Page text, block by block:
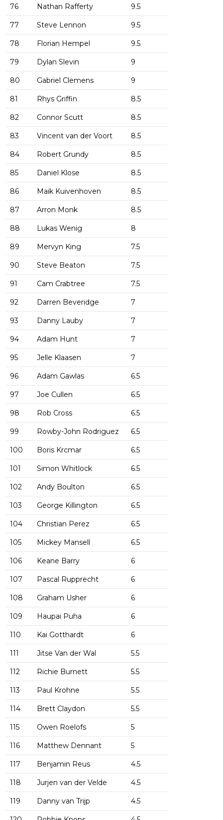
76 Nathan Rafferty 9.5
77 Steve Lennon 9.5
78 Florian Hempel 9.5
79 Dylan Slevin 9
80 Gabriel Clemens 9
81 Rhys Griffin 8.5
82 Connor Scutt 8.5
83 Vincent van der Voort 8.5
84 Robert Grundy 8.5
85 Daniel Klose 8.5
86 Maik Kuivenhoven 8.5
87 Arron Monk 8.5
88 Lukas Wenig 8
89 Mervyn King 7.5
90 Steve Beaton 7.5
91 Cam Crabtree 7.5
92 Darren Beveridge 7
93 Danny Lauby 7
94 Adam Hunt 7
95 Jelle Klaasen 7
96 Adam Gawlas 6.5
97 Joe Cullen 6.5
98 Rob Cross 6.5
99 Rowby-John Rodriguez 6.5
100 Boris Krcmar 6.5
101 Simon Whitlock 6.5
102 Andy Boulton 6.5
103 George Killington 6.5
104 Christian Perez 6.5
105 Mickey Mansell 6.5
106 Keane Barry 6
107 Pascal Rupprecht 6
108 Graham Usher 6
109 Haupai Puha 6
110 Kai Gotthardt 6
111 Jitse Van der Wal 5.5
112 Richie Burnett 5.5
113 Paul Krohne 5.5
114 Brett Claydon 5.5
115 Owen Roelofs 5
116 Matthew Dennant 5
117 Benjamin Reus 4.5
118 Jurjen van der Velde 4.5
119 Danny van Trijp 4.5